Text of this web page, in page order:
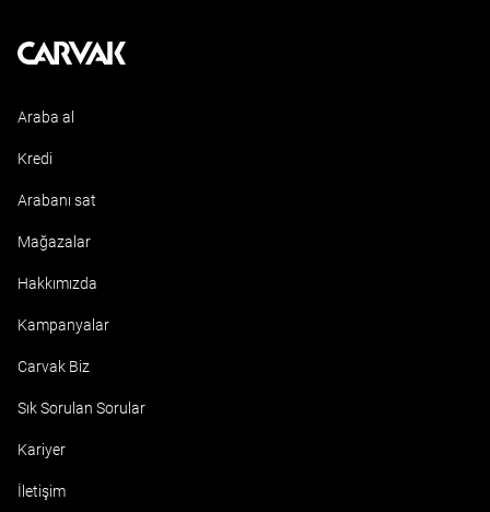
Kavak
Araba al
Kredi
Arabanı sat
Mağazalar
Hakkımızda
Kampanyalar
Carvak Biz
Sık Sorulan Sorular
Kariyer
İletişim